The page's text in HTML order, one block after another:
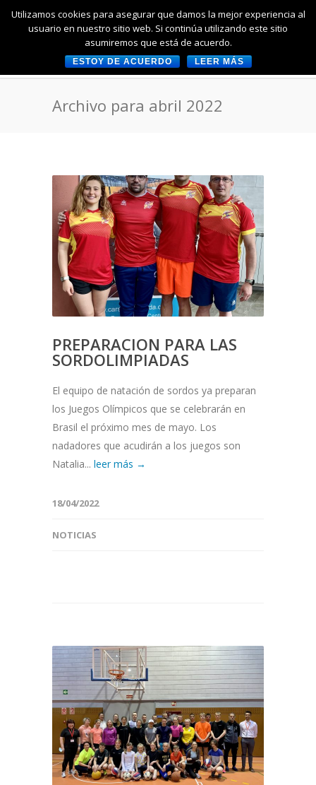
Archivo para abril 2022
PREPARACION PARA LAS
SORDOLIMPIADAS
El equipo de natación de sordos ya preparan
los Juegos Olímpicos que se celebrarán en
Brasil el próximo mes de mayo. Los
nadadores que acudirán a los juegos son
Natalia... leer más →
18/04/2022
NOTICIAS
Utilizamos cookies para asegurar que damos la mejor experiencia al
usuario en nuestro sitio web. Si continúa utilizando este sitio
asumiremos que está de acuerdo.
ESTOY DE ACUERDO LEER MÁS